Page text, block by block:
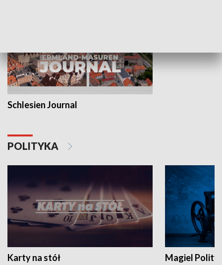
Schlesien Journal
POLITYKA
Karty na stół Magiel